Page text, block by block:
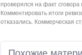
проверялся на факт
Комментировать итоги
отказались. Коммерческая